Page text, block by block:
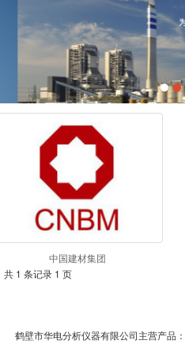
中国建材集团
共 1 条记录 1 页
鹤壁市华电分析仪器有限公司主营产品：